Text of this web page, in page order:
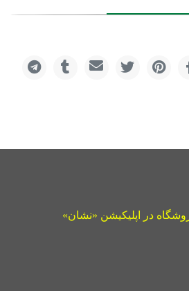
در اپلیکیشن «نشان»